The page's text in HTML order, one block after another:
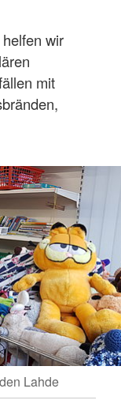
wir
mit
Lahde